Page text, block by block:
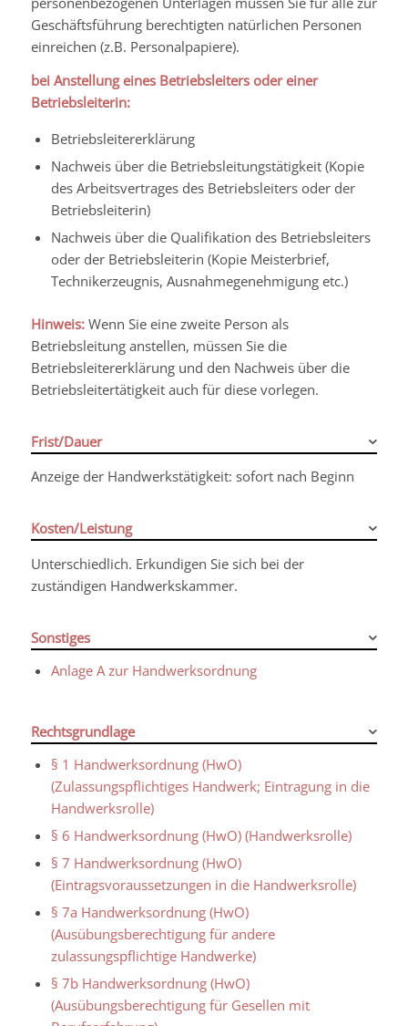
Geschäftsführung berechtigten natürlichen Personen
einreichen (z.B. Personalpapiere).
bei Anstellung eines Betriebsleiters oder einer
Betriebsleiterin:
Betriebsleitererklärung
Nachweis über die Betriebsleitungstätigkeit (Kopie
des Arbeitsvertrages des Betriebsleiters oder der
Betriebsleiterin)
Nachweis über die Qualifikation des Betriebsleiters
oder der Betriebsleiterin (Kopie Meisterbrief,
Technikerzeugnis, Ausnahmegenehmigung etc.)
Hinweis:Wenn Sie eine zweite Person als
Betriebsleitung anstellen, müssen Sie die
Betriebsleitererklärung und den Nachweis über die
Betriebsleitertätigkeit auch für diese vorlegen.
Frist/Dauer
Anzeige der Handwerkstätigkeit: sofort nach Beginn
Kosten/Leistung
Unterschiedlich. Erkundigen Sie sich bei der
zuständigen Handwerkskammer.
Sonstiges
Anlage A zur Handwerksordnung
Rechtsgrundlage
§ 1 Handwerksordnung (HwO)
(Zulassungspflichtiges Handwerk; Eintragung in die
Handwerksrolle)
§ 6 Handwerksordnung (HwO) (Handwerksrolle)
§ 7 Handwerksordnung (HwO)
(Eintragsvoraussetzungen in die Handwerksrolle)
§ 7a Handwerksordnung (HwO)
(Ausübungsberechtigung für andere
zulassungspflichtige Handwerke)
§ 7b Handwerksordnung (HwO)
(Ausübungsberechtigung für Gesellen mit